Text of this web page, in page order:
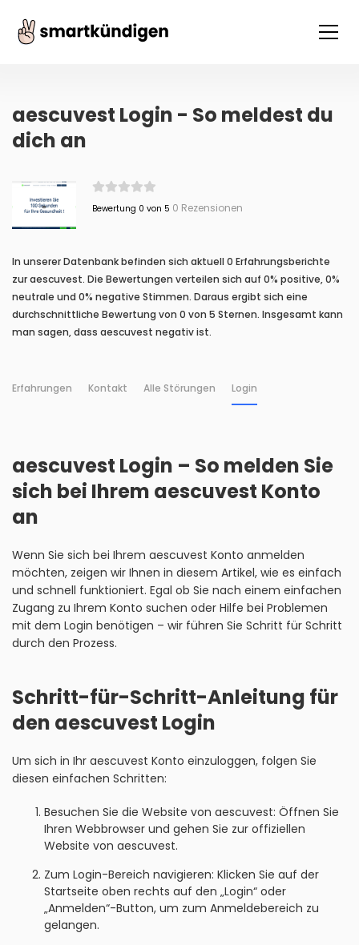
aescuvest Login - So meldest du
dich an
Bewertung 0 von 5 0 Rezensionen
In unserer Datenbank befinden sich aktuell 0 Erfahrungsberichte
zur aescuvest. Die Bewertungen verteilen sich auf 0% positive, 0%
neutrale und 0% negative Stimmen. Daraus ergibt sich eine
durchschnittliche Bewertung von 0 von 5 Sternen. Insgesamt kann
man sagen, dass aescuvest negativ ist.
Erfahrungen Kontakt Alle Störungen Login
aescuvest Login – So melden Sie
sich bei Ihrem aescuvest Konto
an
Wenn Sie sich bei Ihrem aescuvest Konto anmelden
möchten, zeigen wir Ihnen in diesem Artikel, wie es einfach
und schnell funktioniert. Egal ob Sie nach einem einfachen
Zugang zu Ihrem Konto suchen oder Hilfe bei Problemen
mit dem Login benötigen – wir führen Sie Schritt für Schritt
durch den Prozess.
Schritt-für-Schritt-Anleitung für
den aescuvest Login
Um sich in Ihr aescuvest Konto einzuloggen, folgen Sie
diesen einfachen Schritten:
Besuchen Sie die Website von aescuvest: Öffnen Sie
Ihren Webbrowser und gehen Sie zur offiziellen
Website von aescuvest.
Zum Login-Bereich navigieren: Klicken Sie auf der
Startseite oben rechts auf den „Login“ oder
„Anmelden“-Button, um zum Anmeldebereich zu
gelangen.